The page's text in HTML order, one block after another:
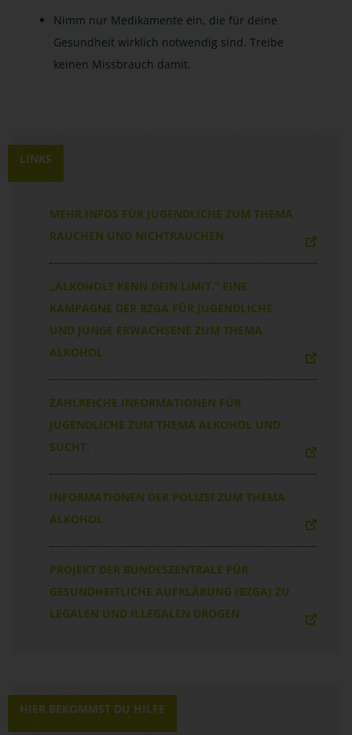
Nimm nur Medikamente ein, die für deine
Gesundheit wirklich notwendig sind. Treibe
keinen Missbrauch damit.
LINKS
MEHR INFOS FÜR JUGENDLICHE ZUM THEMA
RAUCHEN UND NICHTRAUCHEN
„ALKOHOL? KENN DEIN LIMIT.“ EINE
KAMPAGNE DER BZGA FÜR JUGENDLICHE
UND JUNGE ERWACHSENE ZUM THEMA
ALKOHOL
ZAHLREICHE INFORMATIONEN FÜR
JUGENDLICHE ZUM THEMA ALKOHOL UND
SUCHT.
INFORMATIONEN DER POLIZEI ZUM THEMA
ALKOHOL
PROJEKT DER BUNDESZENTRALE FÜR
GESUNDHEITLICHE AUFKLÄRUNG (BZGA) ZU
LEGALEN UND ILLEGALEN DROGEN
HIER BEKOMMST DU HILFE